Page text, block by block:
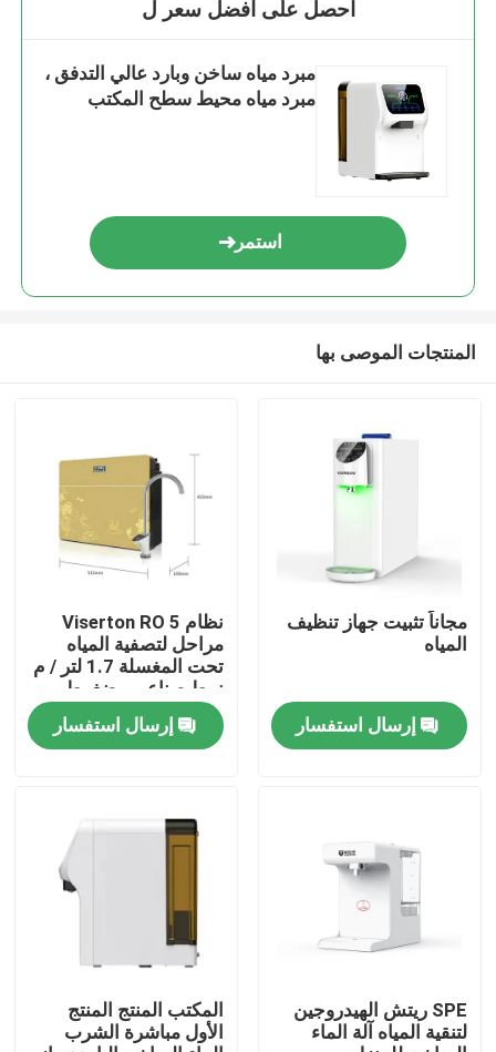
منزل
معلومات عنا
رقابة جودة
أخبار
احصل على افضل سعر ل
مبرد مياه ساخن وبارد عالي التدفق ،
مبرد مياه محيط سطح المكتب
استمر
المنتجات الموصى بها
مجاناً تثبيت جهاز تنظيف
المياه
إرسال استفسار
نظام Viserton RO 5
مراحل لتصفية المياه
تحت المغسلة 1.7 لتر / م
نمط صناعي مضغوط
إرسال استفسار
SPE ريتش الهيدروجين
لتنقية المياه آلة الماء
المكتب المنتج المنتج
الأول مباشرة الشرب